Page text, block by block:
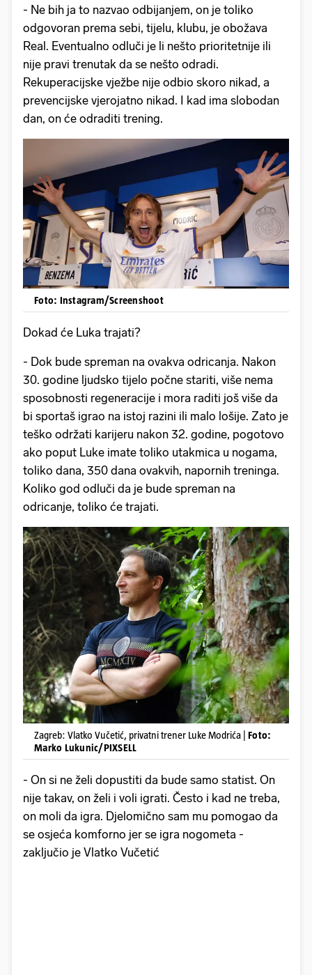
- Ne bih ja to nazvao odbijanjem, on je toliko
odgovoran prema sebi, tijelu, klubu, je obožava
Real. Eventualno odluči je li nešto prioritetnije ili
nije pravi trenutak da se nešto odradi.
Rekuperacijske vježbe nije odbio skoro nikad, a
prevencijske vjerojatno nikad. I kad ima slobodan
dan, on će odraditi trening.
Foto: Instagram/Screenshoot
Dokad će Luka trajati?
- Dok bude spreman na ovakva odricanja. Nakon
30. godine ljudsko tijelo počne stariti, više nema
sposobnosti regeneracije i mora raditi još više da
bi sportaš igrao na istoj razini ili malo lošije. Zato je
teško održati karijeru nakon 32. godine, pogotovo
ako poput Luke imate toliko utakmica u nogama,
toliko dana, 350 dana ovakvih, napornih treninga.
Koliko god odluči da je bude spreman na
odricanje, toliko će trajati.
Zagreb: Vlatko Vučetić, privatni trener Luke Modrića | Foto:
Marko Lukunic/PIXSELL
- On si ne želi dopustiti da bude samo statist. On
nije takav, on želi i voli igrati. Često i kad ne treba,
on moli da igra. Djelomično sam mu pomogao da
se osjeća komforno jer se igra nogometa -
zaključio je Vlatko Vučetić